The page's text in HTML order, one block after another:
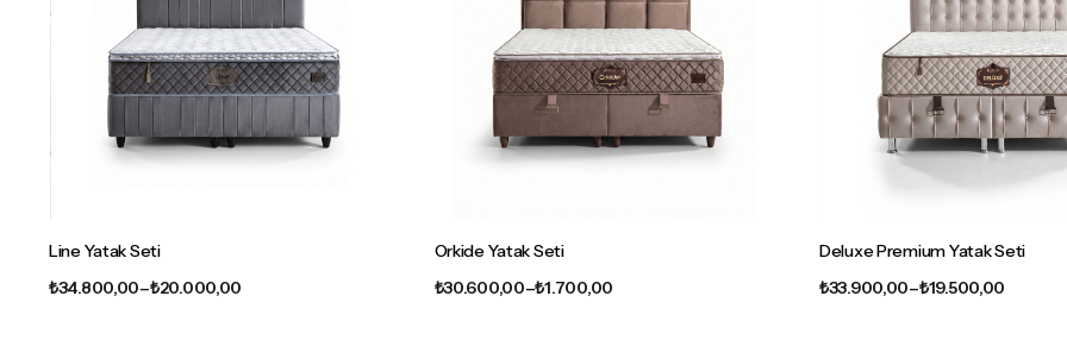
Line Yatak Seti
₺20.000,00
–
₺34.800,00
Fiyat
Orkide Yatak Seti
₺1.700,00
–
₺30.600,00
Fiyat
Deluxe Premium Yatak Seti
₺19.500,00
–
₺33.900,00
Fiyat